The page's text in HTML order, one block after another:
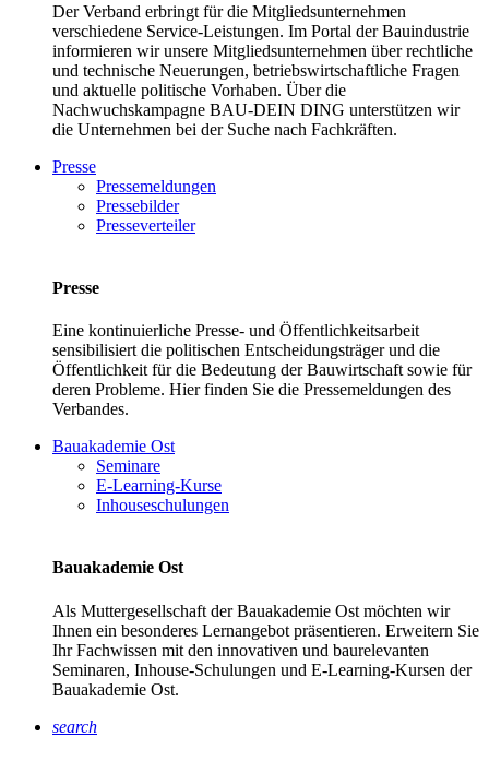
Der Verband erbringt für die Mitgliedsunternehmen
verschiedene Service-Leistungen. Im Portal der Bauindustrie
informieren wir unsere Mitgliedsunternehmen über rechtliche
und technische Neuerungen, betriebswirtschaftliche Fragen
und aktuelle politische Vorhaben. Über die
Nachwuchskampagne BAU-DEIN DING unterstützen wir
die Unternehmen bei der Suche nach Fachkräften.
Presse
Pressemeldungen
Pressebilder
Presseverteiler
Presse
Eine kontinuierliche Presse- und Öffentlichkeitsarbeit
sensibilisiert die politischen Entscheidungsträger und die
Öffentlichkeit für die Bedeutung der Bauwirtschaft sowie für
deren Probleme. Hier finden Sie die Pressemeldungen des
Verbandes.
Bauakademie Ost
Seminare
E-Learning-Kurse
Inhouseschulungen
Bauakademie Ost
Als Muttergesellschaft der Bauakademie Ost möchten wir
Ihnen ein besonderes Lernangebot präsentieren. Erweitern Sie
Ihr Fachwissen mit den innovativen und baurelevanten
Seminaren, Inhouse-Schulungen und E-Learning-Kursen der
Bauakademie Ost.
search